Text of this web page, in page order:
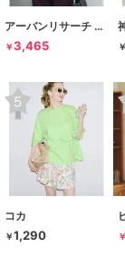
アーバンリサーチ ドアーズ
￥3,465 ￥
コカ
￥1,290 ￥